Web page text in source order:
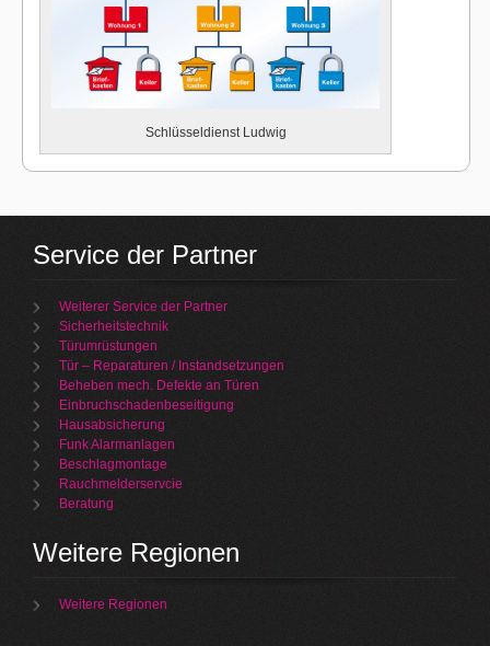
Schlüsseldienst Ludwig
Service der Partner
Weiterer Service der Partner
Sicherheitstechnik
Türumrüstungen
Tür – Reparaturen / Instandsetzungen
Beheben mech. Defekte an Türen
Einbruchschadenbeseitigung
Hausabsicherung
Funk Alarmanlagen
Beschlagmontage
Rauchmelderservcie
Beratung
Weitere Regionen
Weitere Regionen